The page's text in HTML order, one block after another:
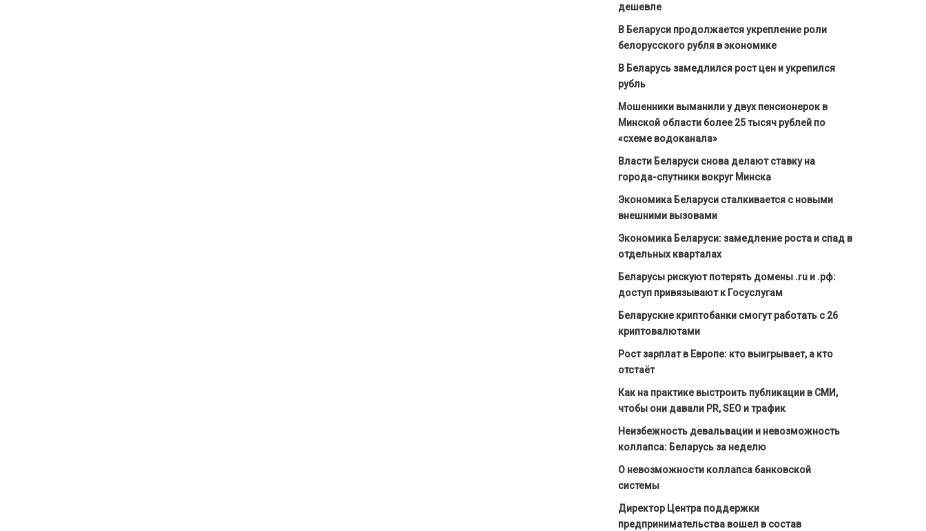
дешевле
В Беларуси продолжается укрепление роли
белорусского рубля в экономике
В Беларусь замедлился рост цен и укрепился
рубль
Мошенники выманили у двух пенсионерок в
Минской области более 25 тысяч рублей по
«схеме водоканала»
Власти Беларуси снова делают ставку на
города-спутники вокруг Минска
Экономика Беларуси сталкивается с новыми
внешними вызовами
Экономика Беларуси: замедление роста и спад в
отдельных кварталах
Беларусы рискуют потерять домены .ru и .рф:
доступ привязывают к Госуслугам
Беларуские криптобанки смогут работать с 26
криптовалютами
Рост зарплат в Европе: кто выигрывает, а кто
отстаёт
Как на практике выстроить публикации в СМИ,
чтобы они давали PR, SEO и трафик
Неизбежность девальвации и невозможность
коллапса: Беларусь за неделю
О невозможности коллапса банковской
системы
Директор Центра поддержки
предпринимательства вошел в состав